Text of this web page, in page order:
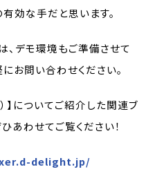
効な手だと思います。
デモ環境もご準備させて
お問い合わせください。
】についてご紹介した関連ブ
あわせてご覧ください！
delight.jp/